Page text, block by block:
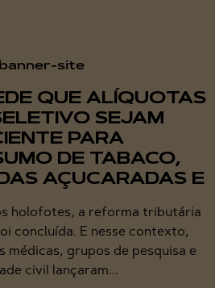
QUE ALÍQUOTAS
SEJAM
PARA
DE TABACO,
AÇUCARADAS E
holofotes, a reforma tributária
concluída. E nesse contexto,
médicas, grupos de pesquisa e
civil lançaram...